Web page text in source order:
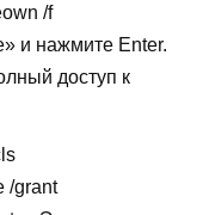
/f
и нажмите Enter.
доступ к
/grant